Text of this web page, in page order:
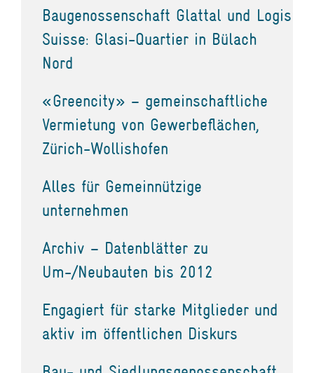
Baugenossenschaft Glattal und Logis
Suisse: Glasi-Quartier in Bülach
Nord
«Greencity» – gemeinschaftliche
Vermietung von Gewerbeflächen,
Zürich-Wollishofen
Alles für Gemeinnützige
unternehmen
Archiv – Datenblätter zu
Um-/Neubauten bis 2012
Engagiert für starke Mitglieder und
aktiv im öffentlichen Diskurs